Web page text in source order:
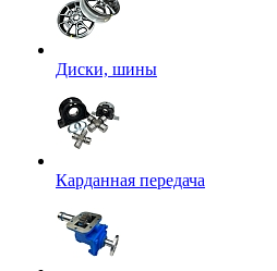
Диски, шины
Карданная передача